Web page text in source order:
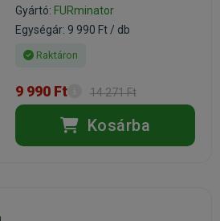
Gyártó: FURminator
Egységár: 9 990 Ft / db
Raktáron
9 990 Ft 14 271 Ft
Kosárba